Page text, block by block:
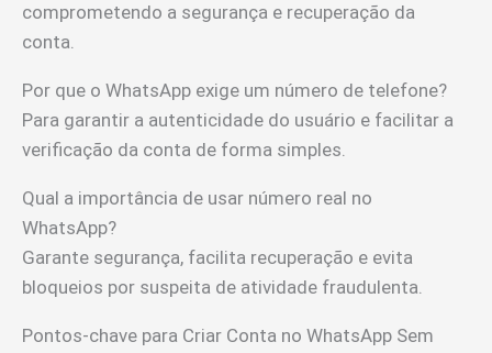
comprometendo a segurança e recuperação da
conta.
Por que o WhatsApp exige um número de telefone?
Para garantir a autenticidade do usuário e facilitar a
verificação da conta de forma simples.
Qual a importância de usar número real no
WhatsApp?
Garante segurança, facilita recuperação e evita
bloqueios por suspeita de atividade fraudulenta.
Pontos-chave para Criar Conta no WhatsApp Sem